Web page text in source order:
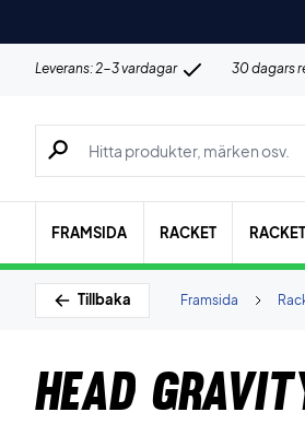
Leverans: 2-3 vardagar 30 dagars
Sök efter produkter, märken osv.
FRAMSIDA RACKET
Tillbaka Framsida
Head